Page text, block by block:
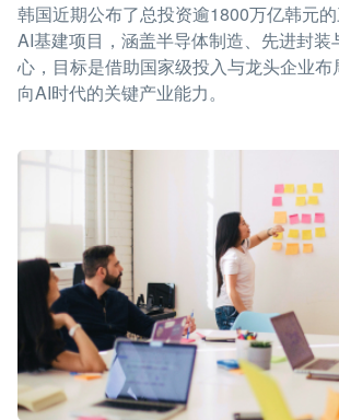
韩国近期公布了总投资逾1800万亿韩元
AI基建项目，涵盖半导体制造、先进封装
心，目标是借助国家级投入与龙头企业布
向AI时代的关键产业能力。